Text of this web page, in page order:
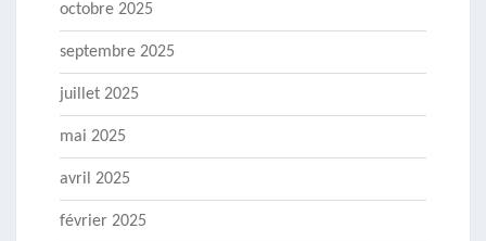
octobre 2025
septembre 2025
juillet 2025
mai 2025
avril 2025
février 2025